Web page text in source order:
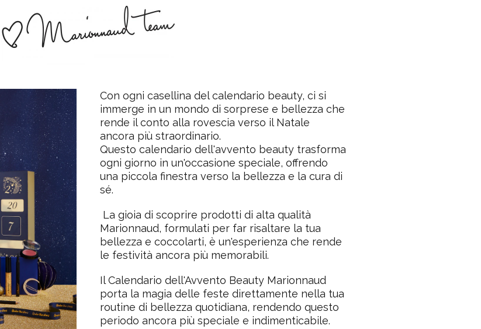
Con ogni casellina del calendario beauty, ci si
immerge in un mondo di sorprese e bellezza che
rende il conto alla rovescia verso il Natale
ancora più straordinario.
Questo calendario dell'avvento beauty trasforma
ogni giorno in un'occasione speciale, offrendo
una piccola finestra verso la bellezza e la cura di
sé.
La gioia di scoprire prodotti di alta qualità
Marionnaud, formulati per far risaltare la tua
bellezza e coccolarti, è un'esperienza che rende
le festività ancora più memorabili.
Il Calendario dell'Avvento Beauty Marionnaud
porta la magia delle feste direttamente nella tua
routine di bellezza quotidiana, rendendo questo
periodo ancora più speciale e indimenticabile.